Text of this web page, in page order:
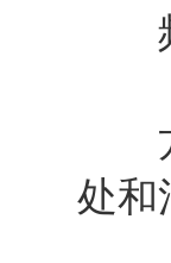
频
方
处和